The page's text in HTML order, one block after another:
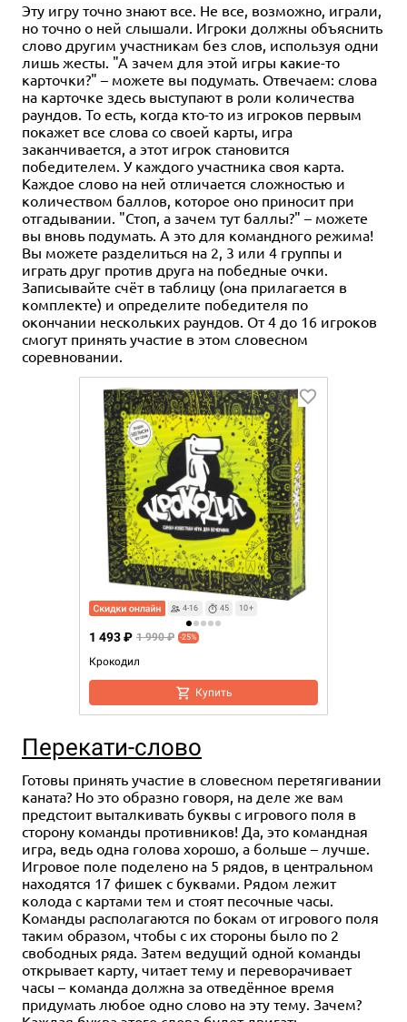
Эту игру точно знают все. Не все, возможно, играли,
но точно о ней слышали. Игроки должны объяснить
слово другим участникам без слов, используя одни
лишь жесты. "А зачем для этой игры какие-то
карточки?" – можете вы подумать. Отвечаем: слова
на карточке здесь выступают в роли количества
раундов. То есть, когда кто-то из игроков первым
покажет все слова со своей карты, игра
заканчивается, а этот игрок становится
победителем. У каждого участника своя карта.
Каждое слово на ней отличается сложностью и
количеством баллов, которое оно приносит при
отгадывании. "Стоп, а зачем тут баллы?" – можете
вы вновь подумать. А это для командного режима!
Вы можете разделиться на 2, 3 или 4 группы и
играть друг против друга на победные очки.
Записывайте счёт в таблицу (она прилагается в
комплекте) и определите победителя по
окончании нескольких раундов. От 4 до 16 игроков
смогут принять участие в этом словесном
соревновании.
4-16 45 10+
Крокодил
1 493 ₽ 1 990 ₽ -25%
Купить
Перекати-слово
Готовы принять участие в словесном перетягивании
каната? Но это образно говоря, на деле же вам
предстоит выталкивать буквы с игрового поля в
сторону команды противников! Да, это командная
игра, ведь одна голова хорошо, а больше – лучше.
Игровое поле поделено на 5 рядов, в центральном
находятся 17 фишек с буквами. Рядом лежит
колода с картами тем и стоят песочные часы.
Команды располагаются по бокам от игрового поля
таким образом, чтобы с их стороны было по 2
свободных ряда. Затем ведущий одной команды
открывает карту, читает тему и переворачивает
часы – команда должна за отведённое время
придумать любое одно слово на эту тему. Зачем?